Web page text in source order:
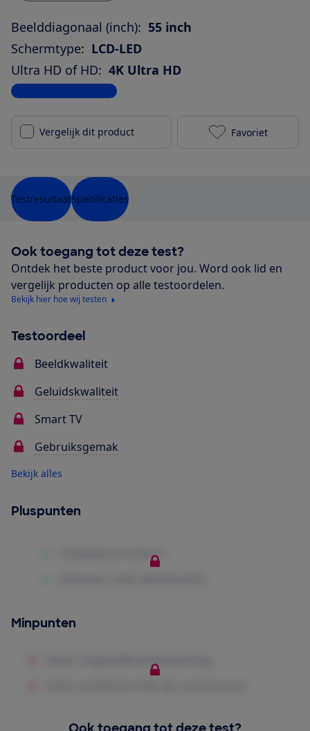
Beelddiagonaal (inch): 55 inch
Schermtype: LCD-LED
Ultra HD of HD: 4K Ultra HD
Bekijk alle specificaties
Vergelijk dit product LG
Favoriet
TestresultaatSpecificaties
Ook toegang tot deze test?
Ontdek het beste product voor jou. Word ook lid en
vergelijk producten op alle testoordelen.
Bekijk hier hoe wij testen
Testoordeel
Beeldkwaliteit
Geluidskwaliteit
Smart TV
Gebruiksgemak
Bekijk alles
Pluspunten
Minpunten